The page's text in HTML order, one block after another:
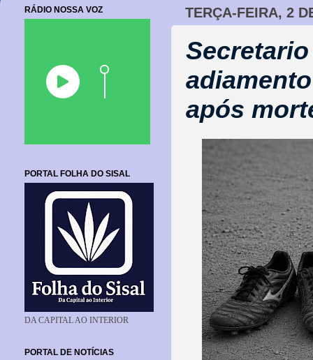
TERÇA-FEIRA, 2
após
RÁDIO NOSSA VOZ
PORTAL FOLHA DO SISAL
DA CAPITAL AO INTERIOR
PORTAL DE NOTÍCIAS